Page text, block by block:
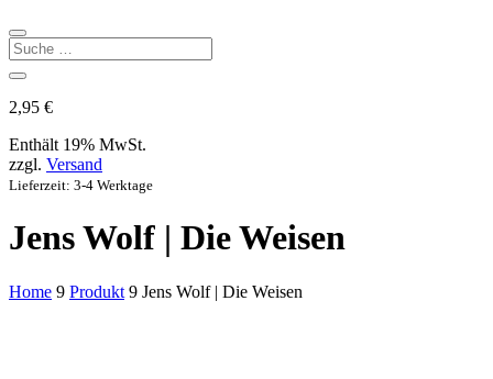
2,95 €
Enthält 19% MwSt.
zzgl. Versand
Lieferzeit: 3-4 Werktage
Jens Wolf | Die Weisen
Home 9 Produkt 9 Jens Wolf | Die Weisen